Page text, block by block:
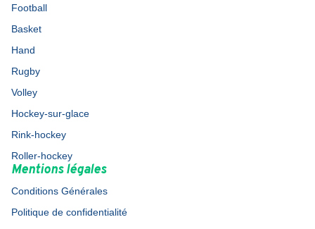
Football
Basket
Hand
Rugby
Volley
Hockey-sur-glace
Rink-hockey
Roller-hockey
Mentions légales
Conditions Générales
Politique de confidentialité